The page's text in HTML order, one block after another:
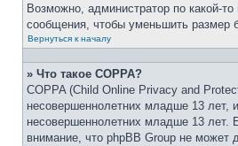
Возможно, администратор по какой-
сообщения, чтобы уменьшить размер
Вернуться к началу
» Что такое COPPA?
COPPA (Child Online Privacy and
несовершеннолетних младше 13 лет,
несовершеннолетних младше 13 лет.
внимание, что phpBB Group не может